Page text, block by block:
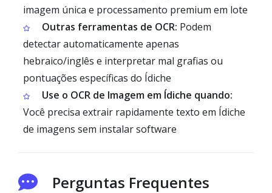
imagem única e processamento premium em lote
Outras ferramentas de OCR: Podem
detectar automaticamente apenas
hebraico/inglês e interpretar mal grafias ou
pontuações específicas do Ídiche
Use o OCR de Imagem em Ídiche quando:
Você precisa extrair rapidamente texto em Ídiche
de imagens sem instalar software
Perguntas Frequentes